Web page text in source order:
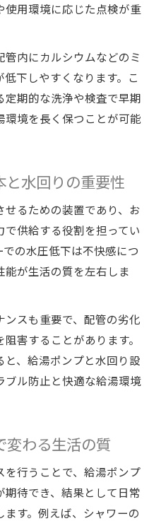
設置ポイント解説
と給湯ポンプ設置の基
位置の選び方と注意点
が左右する設置効果
と効率的な設置事例
テナンスが必須な理由
が水圧改善の決め手
圧の関係を詳しく解説
メンテナンスと水圧対
プ機能と選び方
選定と水回りの工夫点
キュートも水回りメン
使用環境に応じた点検が重
内にカルシウムなどのミ
下しやすくなります。こ
定期的な洗浄や検査で早期
境を長く保つことが可能
水回りの重要性
るための装置であり、お
供給する役割を担ってい
の水圧低下は不快感につ
が生活の質を左右しま
ンスも重要で、配管の劣化
害することがあります。
、給湯ポンプと水回り設
ル防止と快適な給湯環境
変わる生活の質
行うことで、給湯ポンプ
待でき、結果として日常
す。例えば、シャワーの